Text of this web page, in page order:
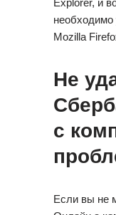
Explorer, и
необходимо
Mozilla
Не
с
Если вы не